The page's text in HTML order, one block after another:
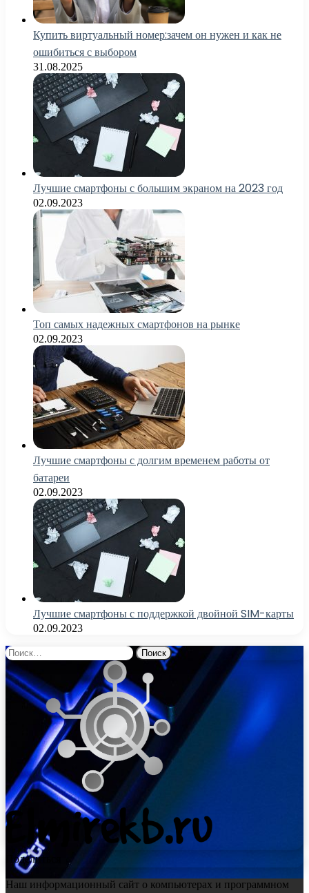
Купить виртуальный номер:зачем он нужен и как не
ошибиться с выбором
31.08.2025
Лучшие смартфоны с большим экраном на 2023 год
02.09.2023
Топ самых надежных смартфонов на рынке
02.09.2023
Лучшие смартфоны с долгим временем работы от
батареи
02.09.2023
Лучшие смартфоны с поддержкой двойной SIM-карты
02.09.2023
Найти:
Поделиться
Наш информационный сайт о компьютерах и программном